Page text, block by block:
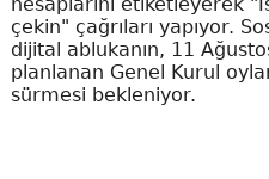
çekin" çağrıları yapıyor.
dijital ablukanın, 11
planlanan Genel Kurul
sürmesi bekleniyor.